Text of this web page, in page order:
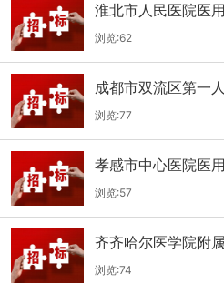
淮北市人民医院医
（二次）招标公告
浏览:62
成都市双流区第一
医院2026年第二批
浏览:77
孝感市中心医院医
告
浏览:57
齐齐哈尔医学院附
院第一临床医学院
浏览:74